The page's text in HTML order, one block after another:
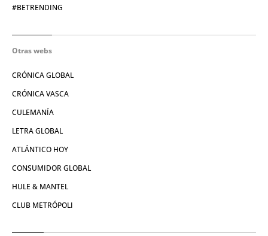
#BETRENDING
Otras webs
CRÓNICA GLOBAL
CRÓNICA VASCA
CULEMANÍA
LETRA GLOBAL
ATLÁNTICO HOY
CONSUMIDOR GLOBAL
HULE & MANTEL
CLUB METRÓPOLI